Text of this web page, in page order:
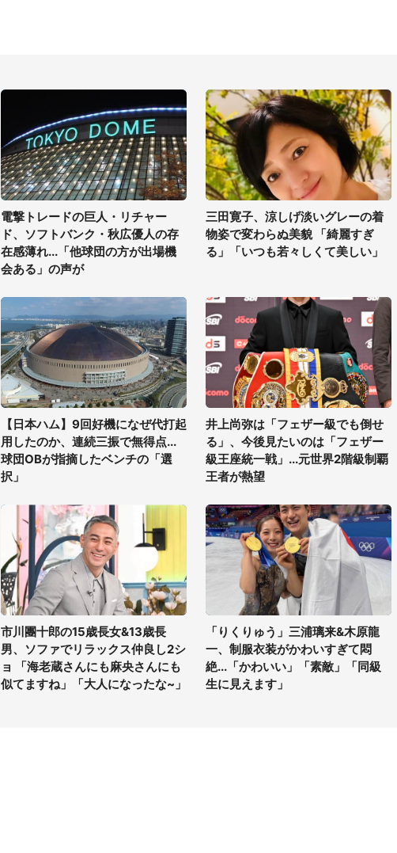
電撃トレードの巨人・リチャー
ド、ソフトバンク・秋広優人の存
在感薄れ...「他球団の方が出場機
会ある」の声が
三田寛子、涼しげ淡いグレーの着
物姿で変わらぬ美貌 「綺麗すぎ
る」「いつも若々しくて美しい」
【日本ハム】9回好機になぜ代打起
用したのか、連続三振で無得点...
球団OBが指摘したベンチの「選
択」
井上尚弥は「フェザー級でも倒せ
る」、今後見たいのは「フェザー
級王座統一戦」...元世界2階級制覇
王者が熱望
市川團十郎の15歳長女&13歳長
男、ソファでリラックス仲良し2シ
ョ 「海老蔵さんにも麻央さんにも
似てますね」「大人になったな~」
「りくりゅう」三浦璃来&木原龍
一、制服衣装がかわいすぎて悶
絶...「かわいい」「素敵」「同級
生に見えます」